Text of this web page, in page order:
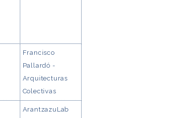
Francisco
Pallardó -
Arquitecturas
Colectivas
ArantzazuLab